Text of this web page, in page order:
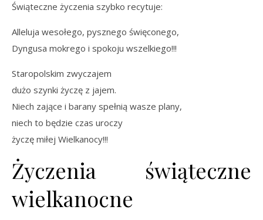
Świąteczne życzenia szybko recytuje:
Alleluja wesołego, pysznego święconego,
Dyngusa mokrego i spokoju wszelkiego!!!
Staropolskim zwyczajem
dużo szynki życzę z jajem.
Niech zające i barany spełnią wasze plany,
niech to będzie czas uroczy
życzę miłej Wielkanocy!!!
Życzenia świąteczne
wielkanocne